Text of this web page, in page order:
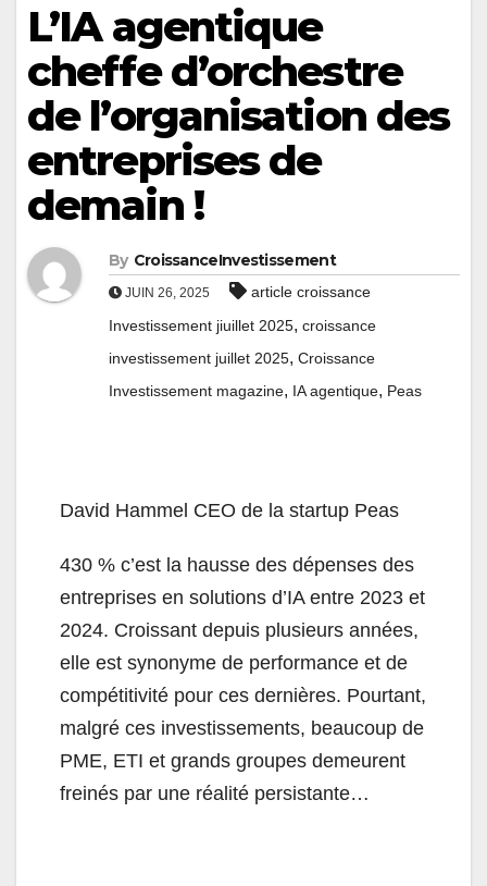
L’IA agentique
cheffe d’orchestre
de l’organisation des
entreprises de
demain !
By CroissanceInvestissement
JUIN 26, 2025
article croissance
Investissement jiuillet 2025, croissance
investissement juillet 2025, Croissance
Investissement magazine, IA agentique, Peas
David Hammel CEO de la startup Peas
430 % c’est la hausse des dépenses des
entreprises en solutions d’IA entre 2023 et
2024. Croissant depuis plusieurs années,
elle est synonyme de performance et de
compétitivité pour ces dernières. Pourtant,
malgré ces investissements, beaucoup de
PME, ETI et grands groupes demeurent
freinés par une réalité persistante…